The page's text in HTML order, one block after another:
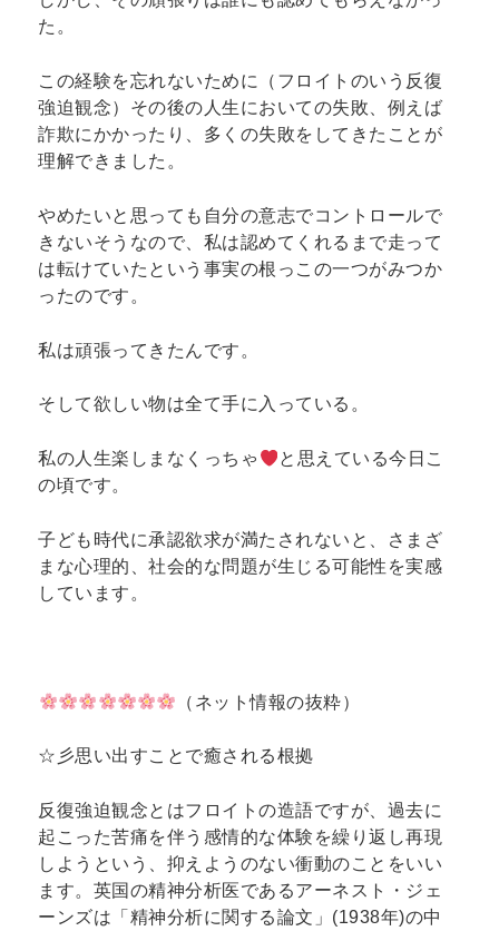
た。
この経験を忘れないために（フロイトのいう 反復
強迫観念）その後の人生においての失敗、例えば
詐欺にかかったり、多くの失敗をしてきたことが
理解できました。
やめたいと思っても自分の意志でコントロールで
きないそうなので、私は認めてくれるまで走って
は転けていたという事実の根っこの一つがみつか
ったのです。
私は頑張ってきたんです。
そして欲しい物は全て手に入っている。
私の人生楽しまなくっちゃ
と思えている今日こ
の頃です。
子ども時代に承認欲求が満たされないと、さまざ
まな心理的、社会的な問題が生じる可能性を実感
しています。
（ネット情報の抜粋）
☆彡思い出すことで癒される根拠
反復強迫観念とはフロイトの造語ですが、過去に
起こった苦痛を伴う感情的な体験を繰り返し再現
しようという、抑えようのない衝動のことをいい
ます。英国の精神分析医であるアーネスト・ジェ
ーンズは「精神分析に関する論文」(1938年)の中